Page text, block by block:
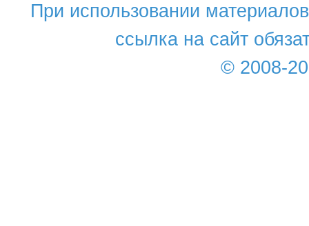
При использовании
ссылка на сайт
© 2008-